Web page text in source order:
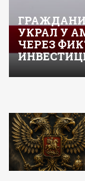
УКРАЛ У
ЧЕРЕЗ